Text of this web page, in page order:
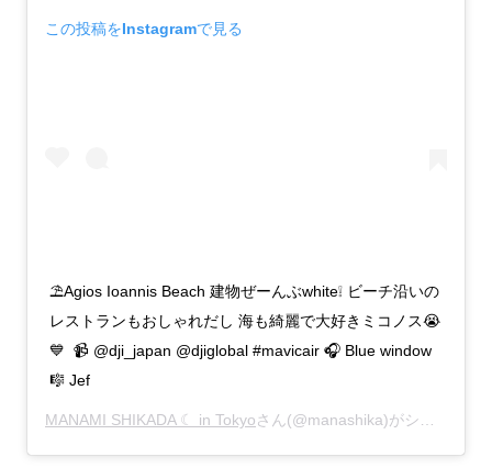
この投稿をInstagramで見る
⛱Agios Ioannis Beach 建物ぜーんぶwhite❕ ビーチ沿いの
レストランもおしゃれだし 海も綺麗で大好きミコノス😭
💙 ㅤ 📹 @dji_japan @djiglobal #mavicair 🎧 Blue window
🎼 Jef
MANAMI SHIKADA ☾ in Tokyoさん(@manashika)がシェアした投稿 -